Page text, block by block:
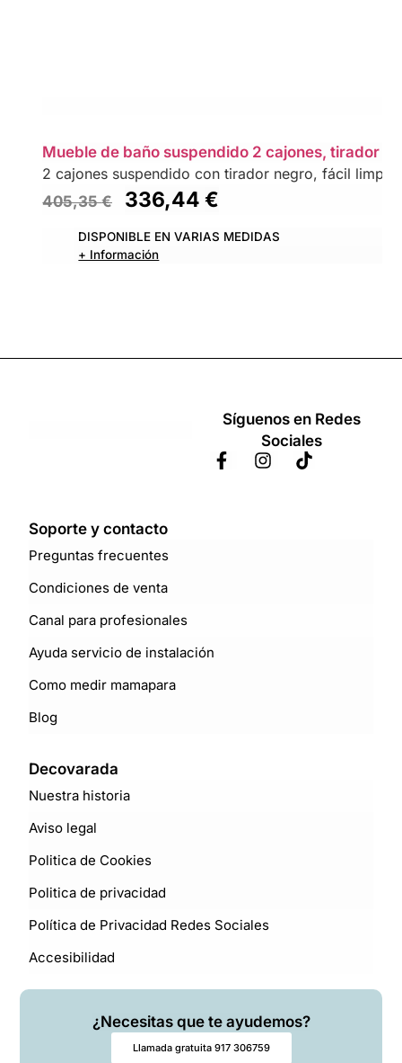
Mueble de baño suspendido 2 cajones, tirador
2 cajones suspendido con tirador negro, fácil
405,35€ 336,44€
DISPONIBLE EN VARIAS MEDIDAS
+ Información
Síguenos en Redes
Sociales
Soporte y contacto
Preguntas frecuentes
Condiciones de venta
Canal para profesionales
Ayuda servicio de instalación
Como medir mamapara
Blog
Decovarada
Nuestra historia
Aviso legal
Politica de Cookies
Politica de privacidad
Política de Privacidad Redes Sociales
Accesibilidad
¿Necesitas que te ayudemos?
Llamada gratuita 917 306759